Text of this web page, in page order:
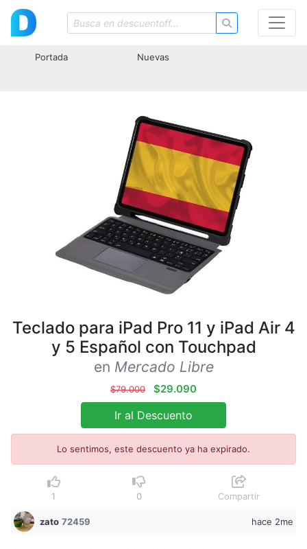
Portada Nuevas
Teclado para iPad Pro 11 y iPad Air 4
y 5 Español con Touchpad
en Mercado Libre
$79.000 $29.090
Ir al Descuento
Lo sentimos, este descuento ya ha expirado.
1 0 Compartir
zato 72459 hace 2me